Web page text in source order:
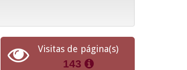
Visitas de página(s)
143